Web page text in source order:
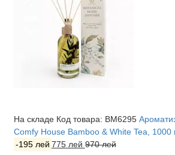
На складе Код товара: BM6295
Comfy House Bamboo & White Tea, 1000
-195 лей 775 лей970 лей